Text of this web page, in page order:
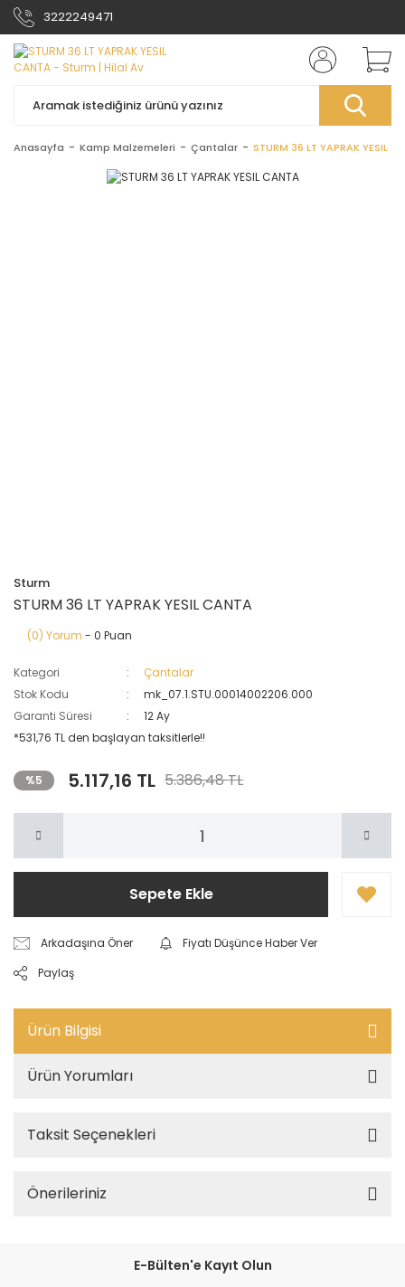
3222249471
Anasayfa Kamp Malzemeleri Çantalar STURM 36 LT YAPRAK YESIL
Sturm
STURM 36 LT YAPRAK YESIL CANTA
(0) Yorum - 0 Puan
Kategori
Çantalar
Stok Kodu
mk_07.1.STU.00014002206.000
Garanti Süresi
12 Ay
*531,76 TL den başlayan taksitlerle!!
%5 5.117,16 TL 5.386,48 TL
Sepete Ekle
Arkadaşına Öner
Fiyatı Düşünce Haber Ver
Paylaş
Ürün Bilgisi
Ürün Yorumları
Taksit Seçenekleri
Önerileriniz
E-Bülten'e Kayıt Olun